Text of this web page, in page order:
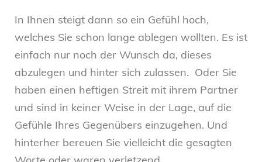
In Ihnen steigt dann so ein Gefühl hoch,
welches Sie schon lange ablegen wollten. Es ist
einfach nur noch der Wunsch da, dieses
abzulegen und hinter sich zulassen. Oder Sie
haben einen heftigen Streit mit ihrem Partner
und sind in keiner Weise in der Lage, auf die
Gefühle Ihres Gegenübers einzugehen. Und
hinterher bereuen Sie vielleicht die gesagten